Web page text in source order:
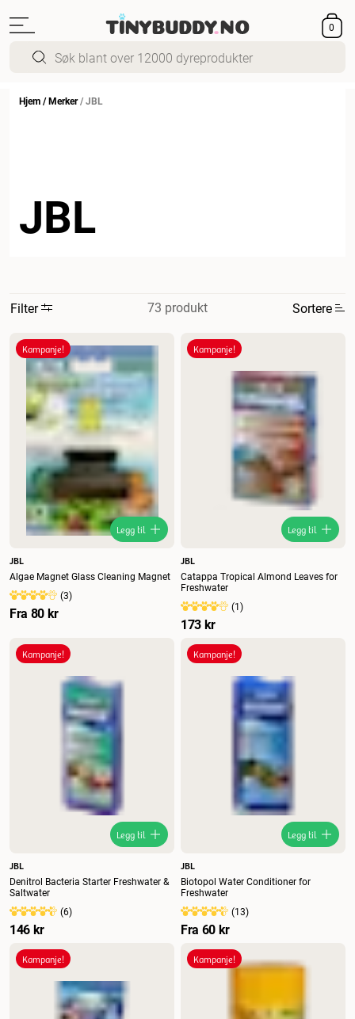
0
Hjem/Merker/JBL
JBL
Filter 73 produkt Sortere
Mest relevant
Nytt
Høyest pris
Lavest pris
Tilbud
Kampanje!
Legg til
JBL
Algae Magnet Glass Cleaning Magnet
(3)
Fra 80 kr
Kampanje!
Legg til
JBL
Catappa Tropical Almond Leaves for
Freshwater
(1)
173 kr
Kampanje!
Legg til
JBL
Denitrol Bacteria Starter Freshwater &
Saltwater
(6)
146 kr
Kampanje!
Legg til
JBL
Biotopol Water Conditioner for
Freshwater
(13)
Fra 60 kr
Kampanje! Kampanje!